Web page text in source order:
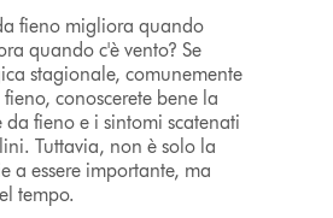
fieno migliora quando
quando c'è vento? Se
stagionale, comunemente
conoscerete bene la
fieno e i sintomi scatenati
Tuttavia, non è solo la
a essere importante, ma
tempo.